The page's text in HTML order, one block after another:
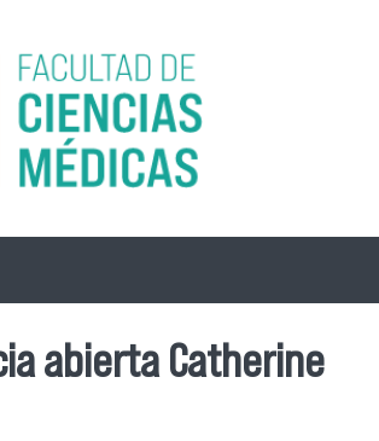
principal
abierta Catherine